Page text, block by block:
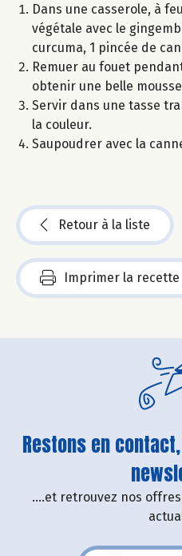
Dans une casserole, à
végétale avec le
curcuma, 1 pincée de
Remuer au fouet
obtenir une belle
Servir dans une tasse
la couleur.
Saupoudrer avec la
Retour à la liste
Imprimer la recette
Restons en
....et retrouvez nos